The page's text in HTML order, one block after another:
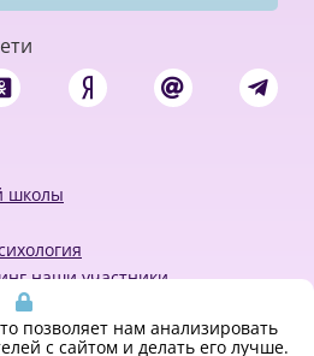
школы
наши участники
позволяет нам анализировать
с сайтом и делать его лучше.